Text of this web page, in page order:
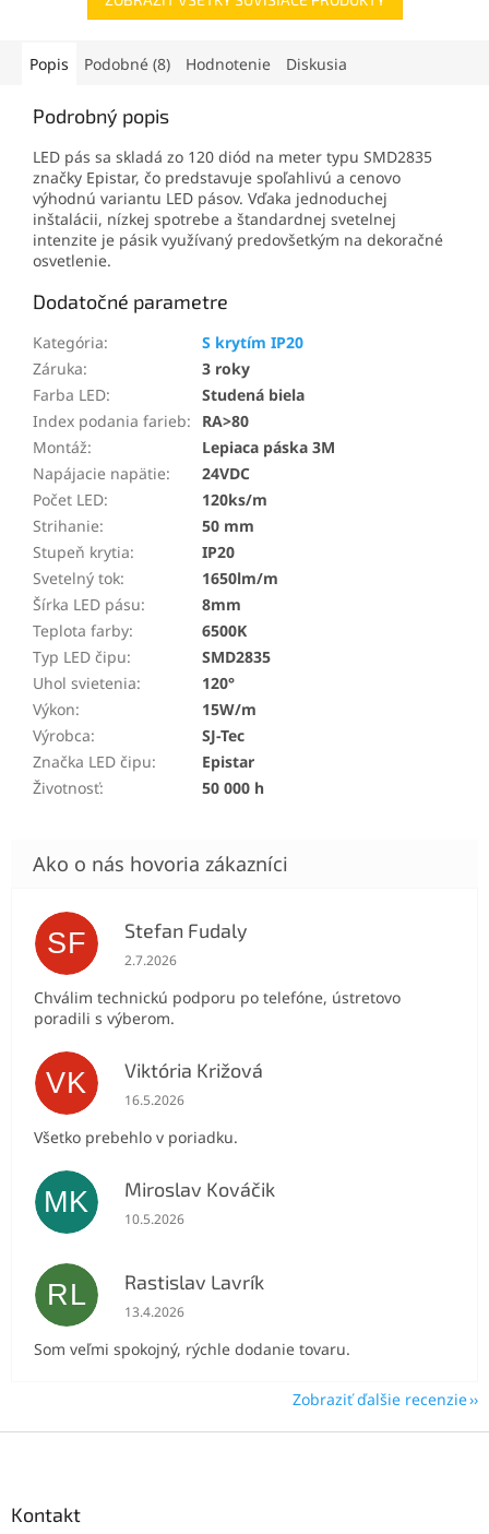
Popis Podobné (8) Hodnotenie Diskusia
Podrobný popis
LED pás sa skladá zo 120 diód na meter typu SMD2835
značky Epistar, čo predstavuje spoľahlivú a cenovo
výhodnú variantu LED pásov. Vďaka jednoduchej
inštalácii, nízkej spotrebe a štandardnej svetelnej
intenzite je pásik využívaný predovšetkým na dekoračné
osvetlenie.
Dodatočné parametre
Kategória:
S krytím IP20
Záruka:
3 roky
Farba LED:
Studená biela
Index podania farieb:
RA>80
Montáž:
Lepiaca páska 3M
Napájacie napätie:
24VDC
Počet LED:
120ks/m
Strihanie:
50 mm
Stupeň krytia:
IP20
Svetelný tok:
1650lm/m
Šírka LED pásu:
8mm
Teplota farby:
6500K
Typ LED čipu:
SMD2835
Uhol svietenia:
120°
Výkon:
15W/m
Výrobca:
SJ-Tec
Značka LED čipu:
Epistar
Životnosť: 50 000 h
SF Stefan Fudaly
Hodnotenie obchodu je 5 z 5 hviezdičiek.
2.7.2026
Chválim technickú podporu po telefóne, ústretovo
poradili s výberom.
VK Viktória Križová
Hodnotenie obchodu je 5 z 5 hviezdičiek.
16.5.2026
Všetko prebehlo v poriadku.
MK Miroslav Kováčik
Hodnotenie obchodu je 5 z 5 hviezdičiek.
10.5.2026
RL Rastislav Lavrík
Hodnotenie obchodu je 5 z 5 hviezdičiek.
13.4.2026
Som veľmi spokojný, rýchle dodanie tovaru.
Zobraziť ďalšie recenzie
Kontakt